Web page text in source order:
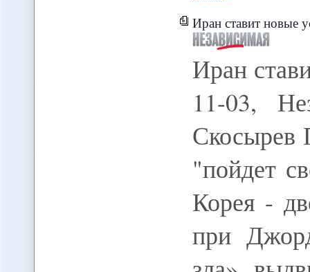
Иран ставит новые
Иран
11-03,
Скосырев
"пойдет
Корея -
при